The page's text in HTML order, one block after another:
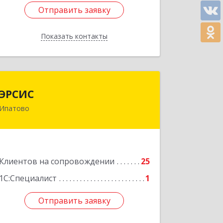
Отправить заявку
Показать контакты
Отправить заявку
Назад
Ипатово
Клиентов на сопровождении
25
1С:Специалист
1
Отправить заявку
Отправить заявку